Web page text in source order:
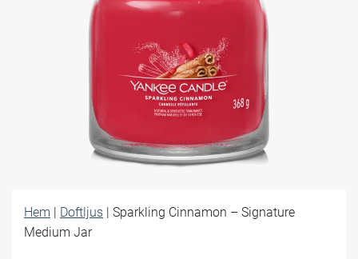
Hem | Doftljus | Sparkling Cinnamon – Signature
Medium Jar